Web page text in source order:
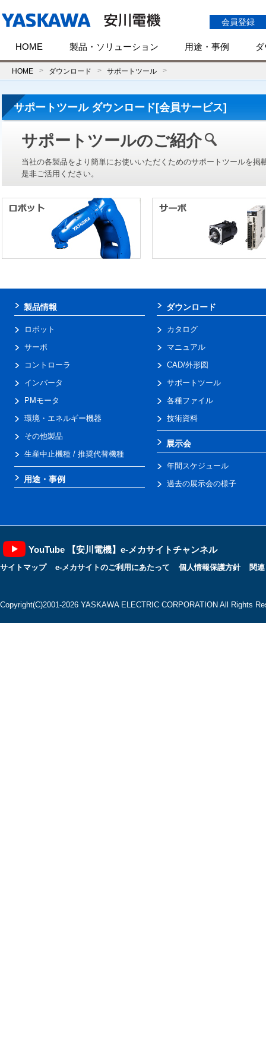
会員登録
HOME 製品・ソリューション 用途・事例
HOME ダウンロード サポートツール
サポートツール ダウンロード[会員サービス]
サポートツールのご紹介
当社の各製品をより簡単にお使いいただくためのサポートツールを掲
是非ご活用ください。
製品情報
ロボット
サーボ
コントローラ
インバータ
PMモータ
環境・エネルギー機器
その他製品
生産中止機種 / 推奨代替機種
用途・事例
ダウンロード
カタログ
マニュアル
CAD/外形図
サポートツール
各種ファイル
技術資料
展示会
年間スケジュール
過去の展示会の様子
YouTube 【安川電機】e-メカサイトチャンネル
サイトマップ e-メカサイトのご利用にあたって 個人情報保護方針 関
Copyright(C)2001‐2026 YASKAWA ELECTRIC CORPORATION All Rights